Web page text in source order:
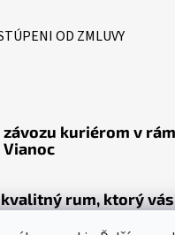
OD ZMLUVY
kuriérom v
rum, ktorý